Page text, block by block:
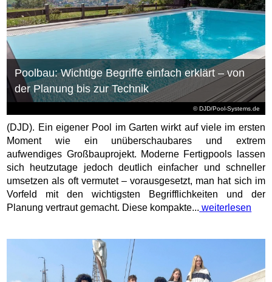
© DJD/Pool-Systems.de
Poolbau: Wichtige Begriffe einfach erklärt – von
der Planung bis zur Technik
(DJD). Ein eigener Pool im Garten wirkt auf viele im ersten
Moment wie ein unüberschaubares und extrem
aufwendiges Großbauprojekt. Moderne Fertigpools lassen
sich heutzutage jedoch deutlich einfacher und schneller
umsetzen als oft vermutet – vorausgesetzt, man hat sich im
Vorfeld mit den wichtigsten Begrifflichkeiten und der
Planung vertraut gemacht. Diese kompakte... weiterlesen